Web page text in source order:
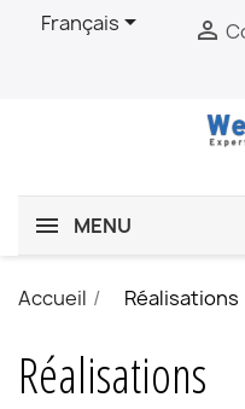
Français 
MENU
Accueil Réalisations
Réalisations